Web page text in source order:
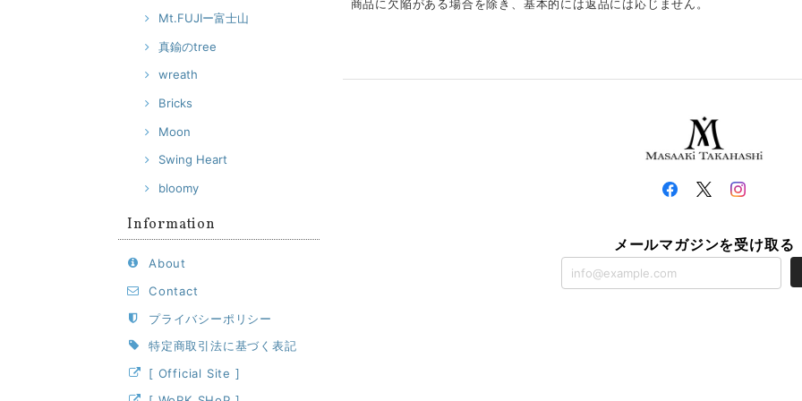
Mt.FUJIー富士山
真鍮のtree
wreath
Bricks
Moon
Swing Heart
bloomy
Information
About
Contact
プライバシーポリシー
特定商取引法に基づく表記
[ Official Site ]
商品に欠陥がある場合を除き、基本的には返品には応じません。
メールマガジンを受け取る